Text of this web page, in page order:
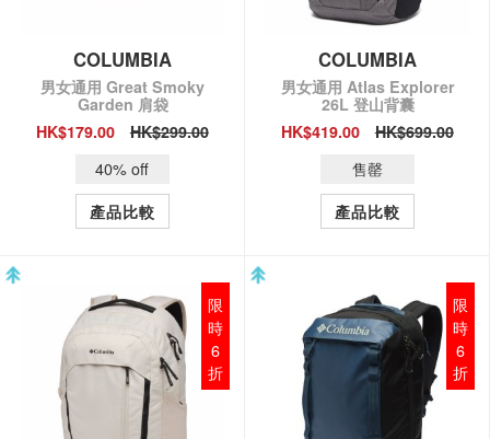
QUICK VIEW
COLUMBIA
男女通用 Great Smoky
Garden 肩袋
HK$179.00
HK$299.00
40% off
產品比較
QUICK VIEW
COLUMBIA
男女通用 Atlas Explorer
26L 登山背囊
HK$419.00
HK$699.00
售罄
產品比較
限
時
6
折
限
時
6
折